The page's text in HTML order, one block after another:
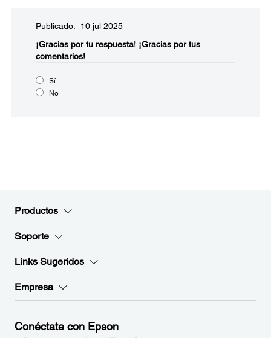
Publicado: 10 jul 2025
¡Gracias por tu respuesta! ¡Gracias por tus
comentarios!
Sí
No
Productos
Soporte
Links Sugeridos
Empresa
Conéctate con Epson